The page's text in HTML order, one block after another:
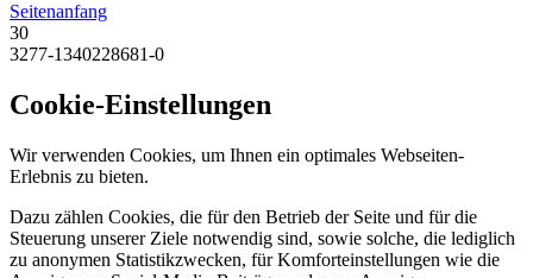
Seitenanfang
30
3277-1340228681-0
Cookie-Einstellungen
Wir verwenden Cookies, um Ihnen ein optimales Webseiten-
Erlebnis zu bieten.
Dazu zählen Cookies, die für den Betrieb der Seite und für die
Steuerung unserer Ziele notwendig sind, sowie solche, die lediglich
zu anonymen Statistikzwecken, für Komforteinstellungen wie die